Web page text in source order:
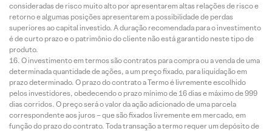
consideradas de risco muito alto por apresentarem altas relações de risco e
retorno e algumas posições apresentarem a possibilidade de perdas
superiores ao capital investido. A duração recomendada para o investimento
é de curto prazo e o patrimônio do cliente não está garantido neste tipo de
produto.
O investimento em termos são contratos para compra ou a venda de uma
determinada quantidade de ações, a um preço fixado, para liquidação em
prazo determinado. O prazo do contrato a Termo é livremente escolhido
pelos investidores, obedecendo o prazo mínimo de 16 dias e máximo de 999
dias corridos. O preço será o valor da ação adicionado de uma parcela
correspondente aos juros – que são fixados livremente em mercado, em
função do prazo do contrato. Toda transação a termo requer um depósito de